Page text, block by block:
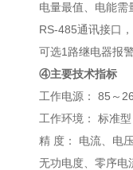
电量最值、电能需
RS-485通讯接口
可选1路继电器报
④主要技术指标
工作电源： 85～
工作环境： 标准
精 度： 电流、电
无功电度、零序电